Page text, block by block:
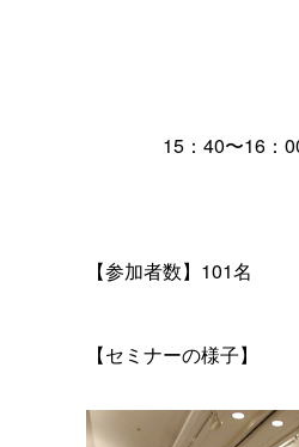
15：40〜16：0
【参加者数】101名
【セミナーの様子】